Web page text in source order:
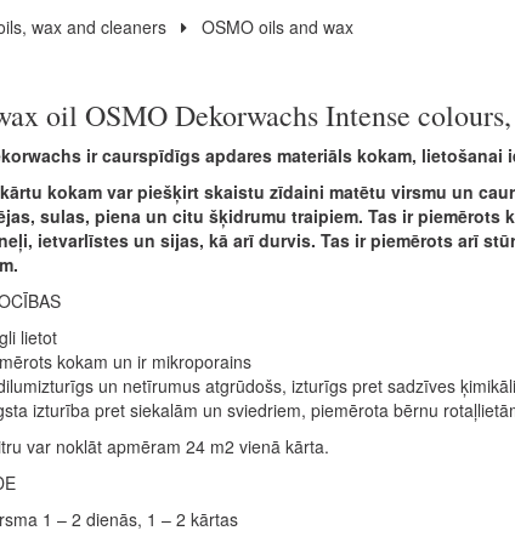
wax and cleaners OSMO oils and wax
oil OSMO Dekorwachs Intense
ir caurspīdīgs apdares materiāls kokam, lietošanai
kokam var piešķirt skaistu zīdaini matētu virsmu un
sulas, piena un citu šķidrumu traipiem. Tas ir piemērots
ietvarlīstes un sijas, kā arī durvis. Tas ir piemērots arī
lietot
kokam un ir mikroporains
un netīrumus atgrūdošs, izturīgs pret sadzīves
izturība pret siekalām un sviedriem, piemērota bērnu
var noklāt apmēram 24 m2 vienā kārta.
1 – 2 dienās, 1 – 2 kārtas